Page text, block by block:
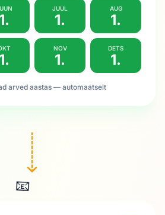
1.
JUUL
1.
AUG
1.
1.
NOV
1.
DETS
1.
arved aastas — automaatselt
📧